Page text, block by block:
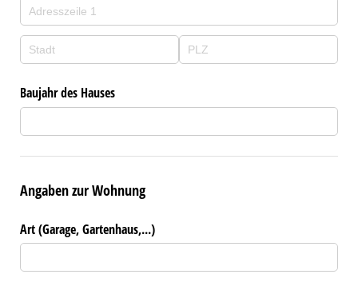
Baujahr des Hauses
Angaben zur Wohnung
Art (Garage, Gartenhaus,...)